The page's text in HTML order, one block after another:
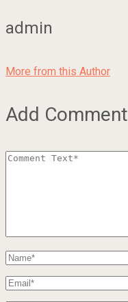
admin
More from this Author
Add Comment